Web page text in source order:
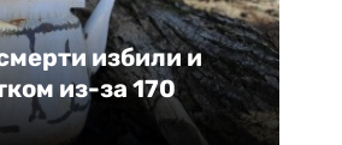
избили и
из-за 170